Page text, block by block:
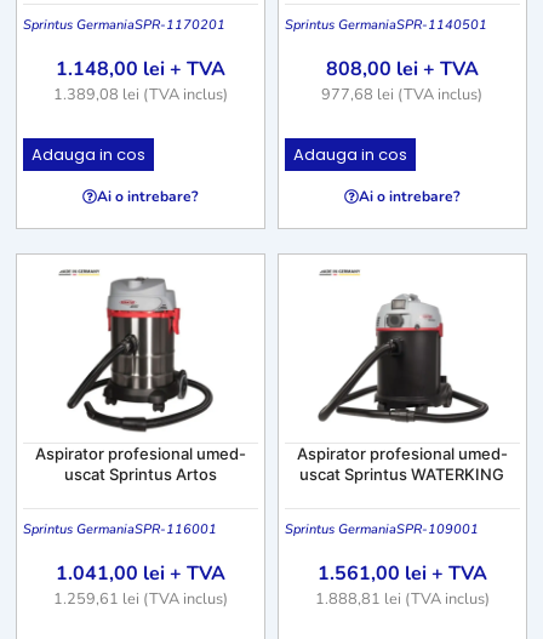
Sprintus GermaniaSPR-1170201
1.148,00 lei+ TVA
1.389,08 lei (TVA inclus)
Adauga in cos
Ai o intrebare?
Sprintus GermaniaSPR-1140501
808,00 lei+ TVA
977,68 lei (TVA inclus)
Adauga in cos
Ai o intrebare?
Aspirator profesional umed-
uscat Sprintus Artos
Sprintus GermaniaSPR-116001
1.041,00 lei+ TVA
1.259,61 lei (TVA inclus)
Aspirator profesional umed-
uscat Sprintus WATERKING
Sprintus GermaniaSPR-109001
1.561,00 lei+ TVA
1.888,81 lei (TVA inclus)